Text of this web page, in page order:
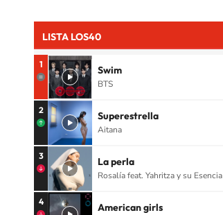
LISTA LOS40
1 Swim
BTS
2 Superestrella
Aitana
3 La perla
Rosalía feat. Yahritza y su Esencia
4 American girls